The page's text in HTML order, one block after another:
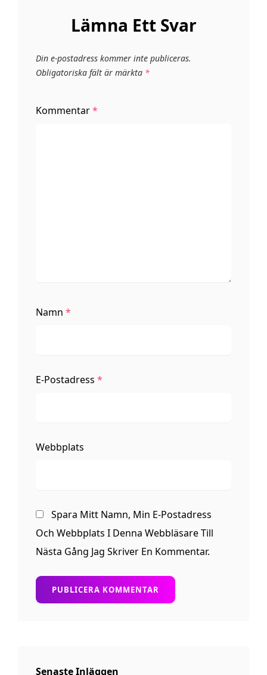
Lämna Ett Svar
Din e-postadress kommer inte publiceras.
Obligatoriska fält är märkta *
Kommentar*
Namn *
E-Postadress *
Webbplats
Spara Mitt Namn, Min E-Postadress
Och Webbplats I Denna Webbläsare Till
Nästa Gång Jag Skriver En Kommentar.
Senaste Inläggen